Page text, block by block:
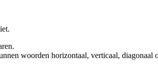
woorden horizontaal, verticaal, diagonaal